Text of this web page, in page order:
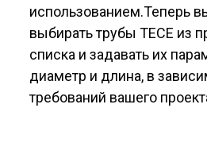
использованием.Теперь
выбирать трубы TECE из
списка и задавать их
диаметр и длина, в
требований вашего